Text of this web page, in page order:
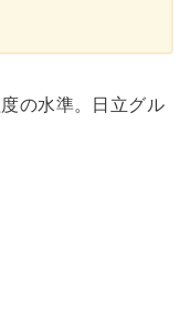
の水準。日立グル